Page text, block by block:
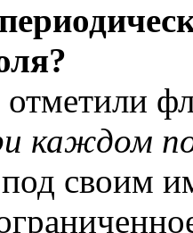
каждом
под своим